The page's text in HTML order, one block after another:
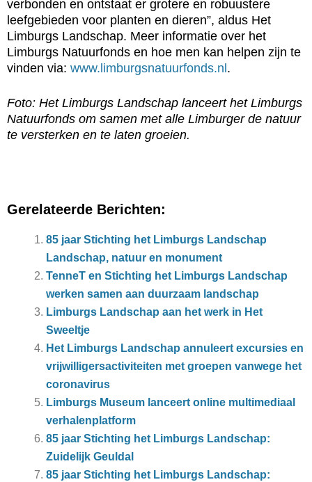
verbonden en ontstaat er grotere en robuustere
leefgebieden voor planten en dieren”, aldus Het
Limburgs Landschap. Meer informatie over het
Limburgs Natuurfonds en hoe men kan helpen zijn te
vinden via: www.limburgsnatuurfonds.nl .
Foto: Het Limburgs Landschap lanceert het Limburgs
Natuurfonds om samen met alle Limburger de natuur
te versterken en te laten groeien.
Gerelateerde Berichten:
85 jaar Stichting het Limburgs Landschap
Landschap, natuur en monument
TenneT en Stichting het Limburgs Landschap
werken samen aan duurzaam landschap
Limburgs Landschap aan het werk in Het
Sweeltje
Het Limburgs Landschap annuleert excursies en
vrijwilligersactiviteiten met groepen vanwege het
coronavirus
Limburgs Museum lanceert online multimediaal
verhalenplatform
85 jaar Stichting het Limburgs Landschap:
Zuidelijk Geuldal
85 jaar Stichting het Limburgs Landschap: